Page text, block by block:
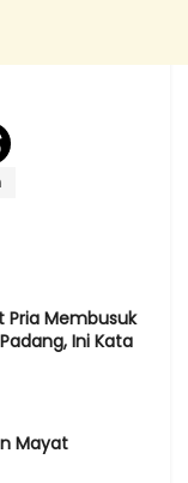
Membusuk
Ini Kata
Mayat